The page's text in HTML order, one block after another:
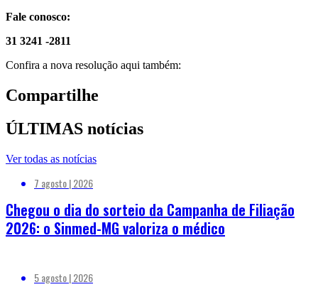
Fale conosco:
31 3241 -2811
Confira a nova resolução aqui também:
Compartilhe
ÚLTIMAS notícias
Ver todas as notícias
7 agosto | 2026
Chegou o dia do sorteio da Campanha de Filiação
2026: o Sinmed-MG valoriza o médico
5 agosto | 2026